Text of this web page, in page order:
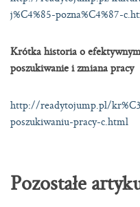
j%C4%85-pozna%C4%87-
Krótka historia o
poszukiwanie i zmiana pracy
http://readytojump.pl/
poszukiwaniu-pracy-c.html
Pozostałe